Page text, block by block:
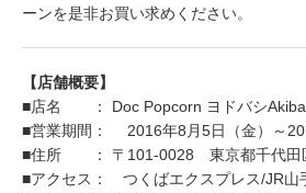
ーンを是非お買い求めください。
【店舗概要】
■店名 ： Doc Popcorn ヨドバシ
■営業期間： 2016年8月5日（金）～
■住所 ： 〒101-0028 東京都千代田
■アクセス： つくばエクスプレス/JR山